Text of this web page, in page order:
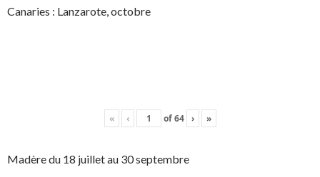
Canaries : Lanzarote, octobre
« ‹ of64 › »
Madère du 18 juillet au 30 septembre